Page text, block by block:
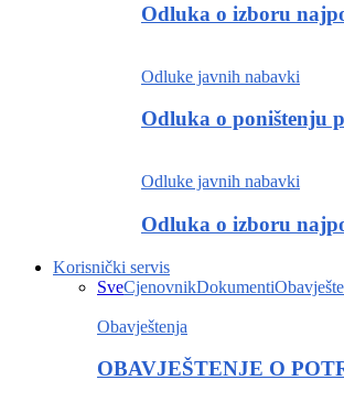
Odluka o izboru
Odluke javnih nabavki
Odluka o poništenju
Odluke javnih nabavki
Odluka o izboru
Korisnički servis
SveCjenovnikDokumenti
Obavještenja
OBAVJEŠTENJE O